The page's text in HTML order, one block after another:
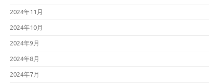
2024年11月
2024年10月
2024年9月
2024年8月
2024年7月